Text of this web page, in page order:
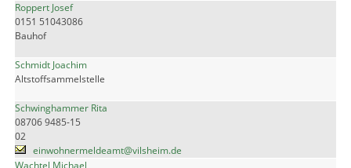
Roppert Josef
0151 51043086
Bauhof
Schmidt Joachim
Altstoffsammelstelle
Schwinghammer Rita
08706 9485-15
02
einwohnermeldeamt@vilsheim.de
Wachtel Michael